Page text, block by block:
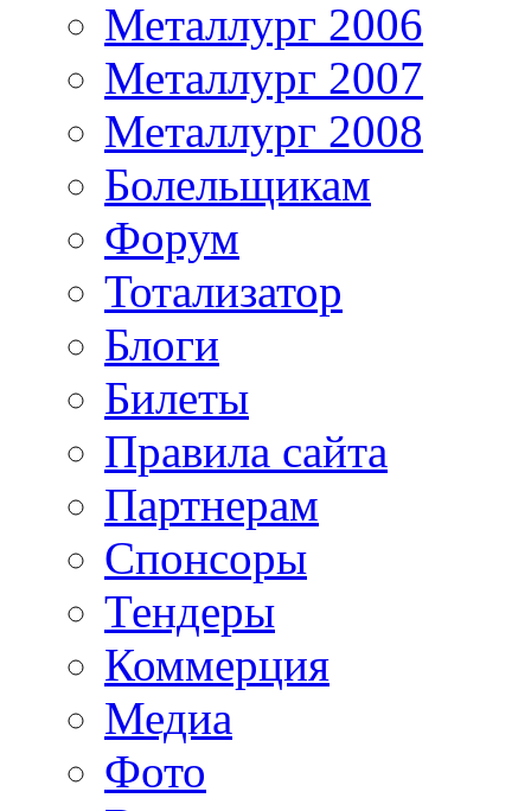
Металлург 2006
Металлург 2007
Металлург 2008
Болельщикам
Форум
Тотализатор
Блоги
Билеты
Правила сайта
Партнерам
Спонсоры
Тендеры
Коммерция
Медиа
Фото